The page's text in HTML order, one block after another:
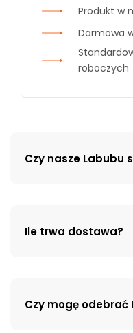
Produkt w
Darmowa
roboczych
Czy nasze Labubu
Ile trwa dostawa?
Czy mogę odebrać